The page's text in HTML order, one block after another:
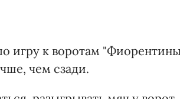
игру к воротам
чем сзади.